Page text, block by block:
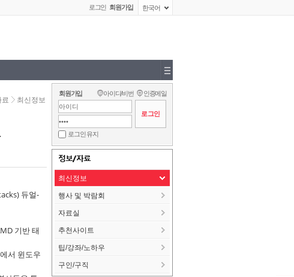
로그인 회원가입 한국어
료 최신정보
’ 공개
듀얼-
기반 태
서 윈도우
회원가입 아이디/비번 인증메일
로그인 유지
정보/자료
최신정보
행사 및 박람회
자료실
추천사이트
팁/강좌/노하우
구인/구직